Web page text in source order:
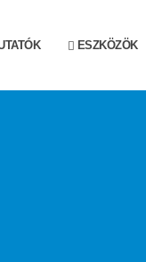
ESZKÖZÖK